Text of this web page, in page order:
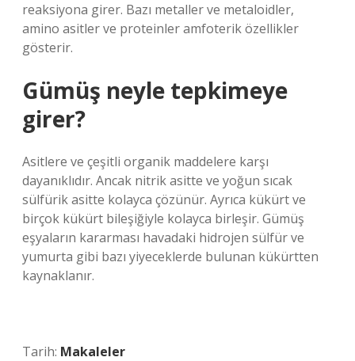
reaksiyona girer. Bazı metaller ve metaloidler,
amino asitler ve proteinler amfoterik özellikler
gösterir.
Gümüş neyle tepkimeye
girer?
Asitlere ve çeşitli organik maddelere karşı
dayanıklıdır. Ancak nitrik asitte ve yoğun sıcak
sülfürik asitte kolayca çözünür. Ayrıca kükürt ve
birçok kükürt bileşiğiyle kolayca birleşir. Gümüş
eşyaların kararması havadaki hidrojen sülfür ve
yumurta gibi bazı yiyeceklerde bulunan kükürtten
kaynaklanır.
Tarih: Makaleler